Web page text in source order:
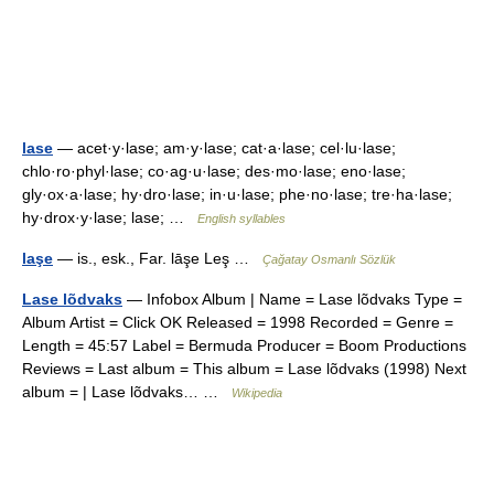
lase — acet·y·lase; am·y·lase; cat·a·lase; cel·lu·lase;
chlo·ro·phyl·lase; co·ag·u·lase; des·mo·lase; eno·lase;
gly·ox·a·lase; hy·dro·lase; in·u·lase; phe·no·lase; tre·ha·lase;
hy·drox·y·lase; lase; …
English syllables
laşe — is., esk., Far. lāşe Leş … Çağatay Osmanlı Sözlük
Lase lõdvaks — Infobox Album | Name = Lase lõdvaks Type =
Album Artist = Click OK Released = 1998 Recorded = Genre =
Length = 45:57 Label = Bermuda Producer = Boom Productions
Reviews = Last album = This album = Lase lõdvaks (1998) Next
album = | Lase lõdvaks… …
Wikipedia